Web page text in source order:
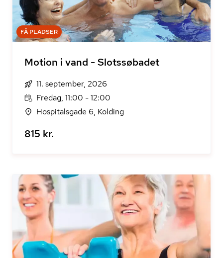
FÅ PLADSER
Motion i vand - Slotssøbadet
11. september, 2026
Fredag, 11:00 - 12:00
Hospitalsgade 6, Kolding
815 kr.